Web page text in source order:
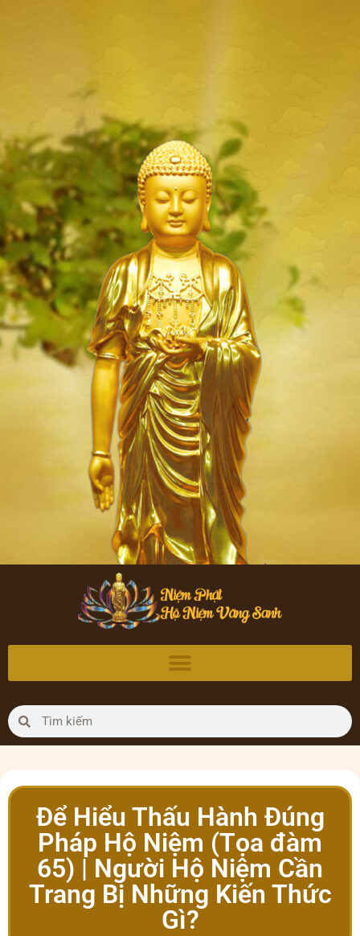
Để Hiểu Thấu Hành Đúng
Pháp Hộ Niệm (Tọa đàm
65) | Người Hộ Niệm Cần
Trang Bị Những Kiến Thức
Gì?